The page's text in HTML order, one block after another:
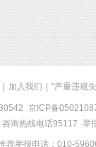
加入我们 "严重违规
京ICP备
询热线电话95117 举
荐举报电话：010-